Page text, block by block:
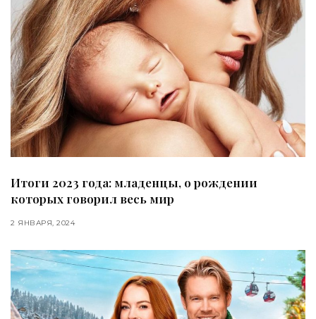
Итоги 2023 года: младенцы, о рождении
которых говорил весь мир
2 ЯНВАРЯ, 2024